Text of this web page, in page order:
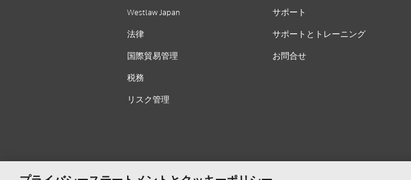
Westlaw Japan
法律
国際貿易管理
税務
リスク管理
サポート
サポートとトレーニング
お問合せ